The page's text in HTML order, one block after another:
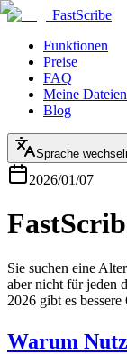
FastScribe
Funktionen
Preise
FAQ
Meine Dateien
Blog
Sprache
2026/01/07
Sie suchen eine
aber nicht für jeden
2026 gibt es
Warum